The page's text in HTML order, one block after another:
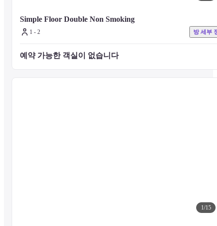
Simple Floor Double Non Smoking
1 - 2 방 세부
예약 가능한 객실이 없습니다
1/15